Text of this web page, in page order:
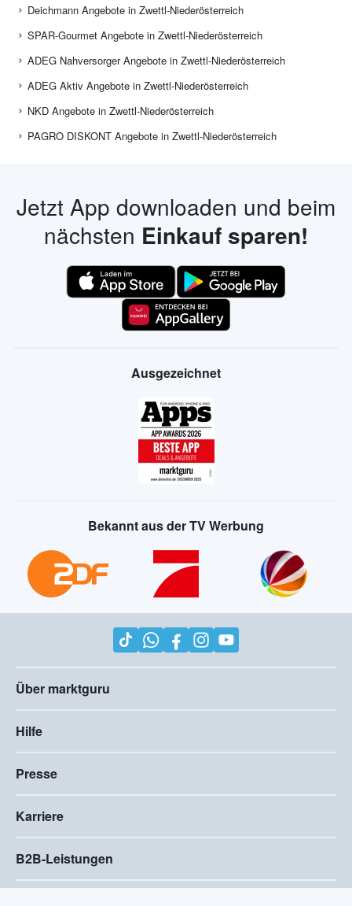
Deichmann Angebote in Zwettl-Niederösterreich
SPAR-Gourmet Angebote in Zwettl-Niederösterreich
ADEG Nahversorger Angebote in Zwettl-Niederösterreich
ADEG Aktiv Angebote in Zwettl-Niederösterreich
NKD Angebote in Zwettl-Niederösterreich
PAGRO DISKONT Angebote in Zwettl-Niederösterreich
Jetzt App downloaden und beim
nächsten Einkauf sparen!
Ausgezeichnet
Bekannt aus der TV Werbung
Über marktguru
Hilfe
Presse
Karriere
B2B-Leistungen